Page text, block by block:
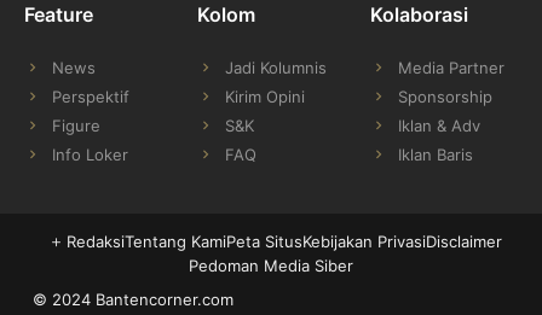
Feature
News
Perspektif
Figure
Info Loker
Kolom
Jadi Kolumnis
Kirim Opini
S&K
FAQ
Kolaborasi
Media Partner
Sponsorship
Iklan & Adv
Iklan Baris
© 2024 Bantencorner.com
RedaksiTentang KamiPeta SitusKebijakan PrivasiDisclaimer
Pedoman Media Siber